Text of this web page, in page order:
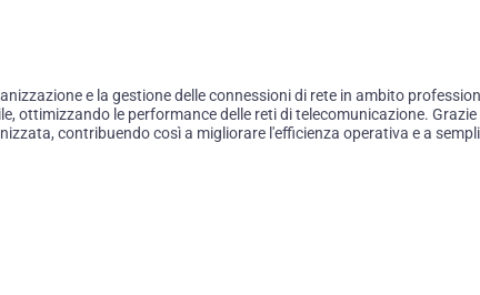
e la gestione delle connessioni di rete in ambito
ottimizzando le performance delle reti di telecomunicazione.
contribuendo così a migliorare l'efficienza operativa e a